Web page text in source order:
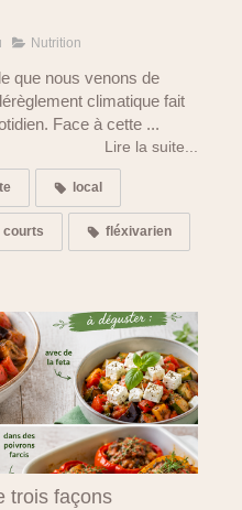
Nutrition
que nous venons de
climatique fait
Face à cette ...
Lire la suite...
local
fléxivarien
trois façons